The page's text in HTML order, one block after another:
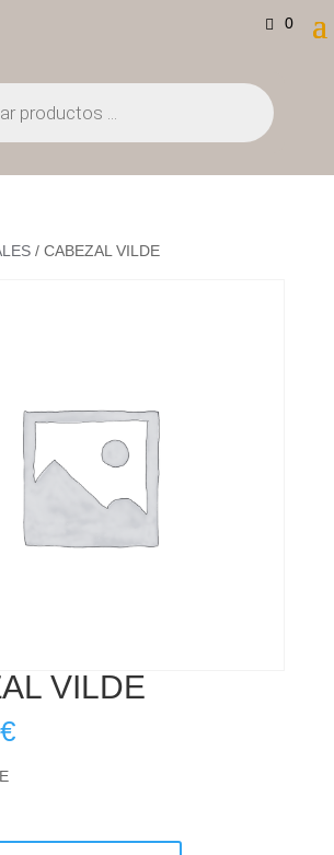
0
/ CABEZAL VILDE
VILDE
€